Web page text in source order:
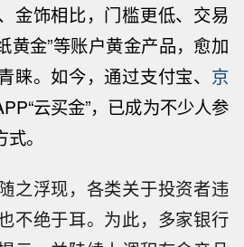
金饰相比，门槛更低、交易
黄金”等账户黄金产品，愈加
睐。如今，通过支付宝、 京
云买金”，已成为不少人参
。
之浮现，各类关于投资者违
不绝于耳。为此，多家银行